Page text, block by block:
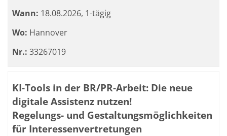
Wann: 18.08.2026, 1-tägig
Wo: Hannover
Nr.: 33267019
KI-Tools in der BR/PR-Arbeit: Die neue
digitale Assistenz nutzen!
Regelungs- und Gestaltungsmöglichkeiten
für Interessenvertretungen